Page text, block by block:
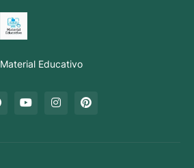
Material Educativo